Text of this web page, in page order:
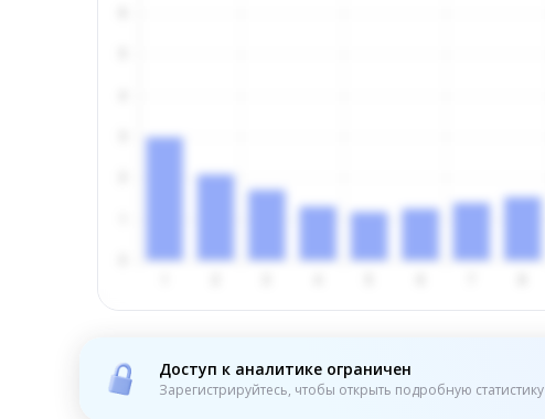
Доступ к аналитике ограничен
Зарегистрируйтесь, чтобы открыть подробную статистику